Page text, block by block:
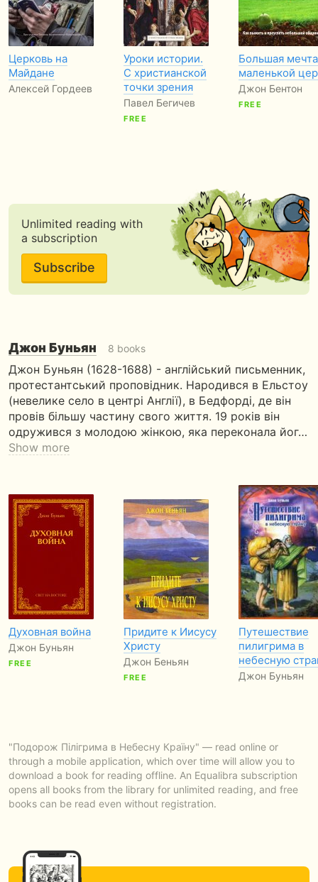
Церковь на
Майдане
Алексей Гордеев
Уроки истории.
С христианской
точки зрения
Павел Бегичев
FREE
Большая
маленькой
Джон Бентон
FREE
Unlimited reading with
a subscription
Subscribe
Джон Буньян 8 books
Джон Буньян (1628-1688) - англійський письменник,
протестантський проповідник. Народився в Ельстоу
(невелике село в центрі Англії), в Бедфорді, де він
провів більшу частину свого життя. 19 років він
одружився з молодою жінкою, яка переконала йог…
Show more
Духовная война
Джон Буньян
FREE
Придите к Иисусу
Христу
Джон Беньян
FREE
Путешествие
пилигрима в
небесную
Джон Буньян
"Подорож Пілігрима в Небесну Країну" — read online or
through a mobile application, which over time will allow you to
download a book for reading offline. An Equalibra subscription
opens all books from the library for unlimited reading, and free
books can be read even without registration.